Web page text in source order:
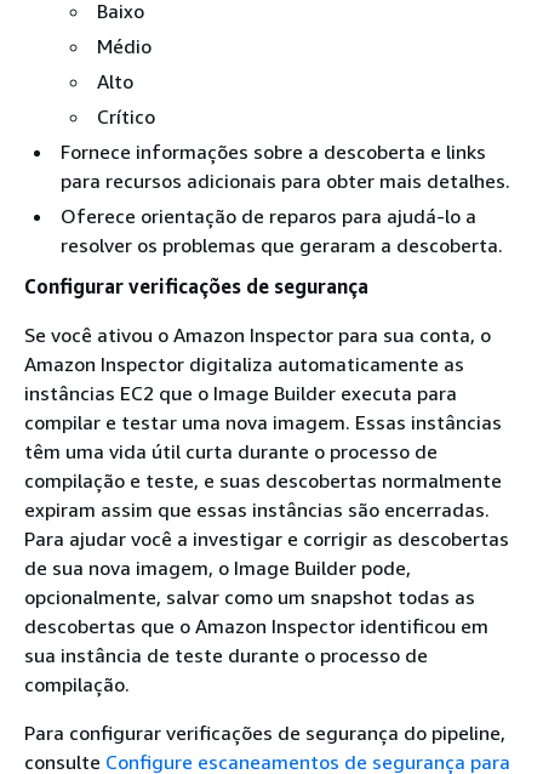
Baixo
Médio
Alto
Crítico
Fornece informações sobre a descoberta e links
para recursos adicionais para obter mais detalhes.
Oferece orientação de reparos para ajudá-lo a
resolver os problemas que geraram a descoberta.
Configurar verificações de segurança
Se você ativou o Amazon Inspector para sua conta, o
Amazon Inspector digitaliza automaticamente as
instâncias EC2 que o Image Builder executa para
compilar e testar uma nova imagem. Essas instâncias
têm uma vida útil curta durante o processo de
compilação e teste, e suas descobertas normalmente
expiram assim que essas instâncias são encerradas.
Para ajudar você a investigar e corrigir as descobertas
de sua nova imagem, o Image Builder pode,
opcionalmente, salvar como um snapshot todas as
descobertas que o Amazon Inspector identificou em
sua instância de teste durante o processo de
compilação.
Para configurar verificações de segurança do pipeline,
consulte Configure escaneamentos de segurança para